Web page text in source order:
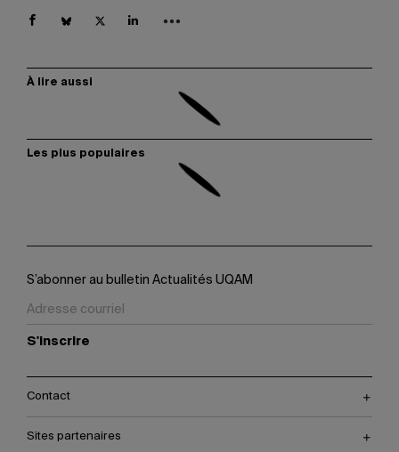
À lire aussi
Les plus populaires
S’abonner au bulletin Actualités UQAM
S'inscrire
Contact
Sites partenaires